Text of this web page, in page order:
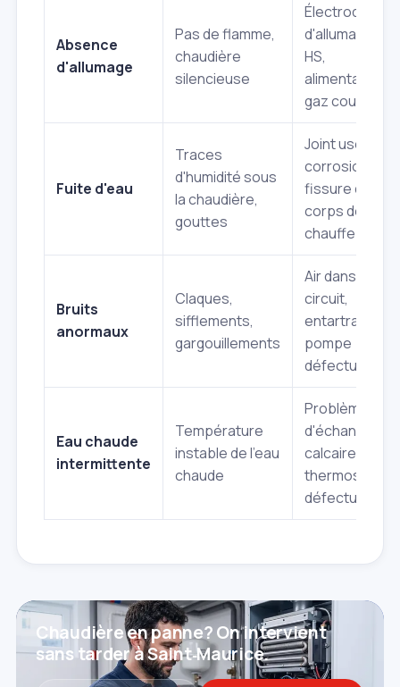
Absence
d'allumage
Pas de flamme,
chaudière
silencieuse
Électrode
d'allumage
HS,
alimentation
gaz coupée
Fuite d'eau
Traces
d'humidité sous
la chaudière,
gouttes
Joint usé,
corrosion,
fissure du
corps de
chauffe
Bruits
anormaux
Claques,
sifflements,
gargouillements
Air dans le
circuit,
entartrage,
pompe
défectueuse
Eau chaude
intermittente
Température
instable de l'eau
chaude
Problème
d'échangeur,
calcaire,
thermostat
défectueux
Chaudière en panne? On intervient
sans tarder à Saint‑Maurice.